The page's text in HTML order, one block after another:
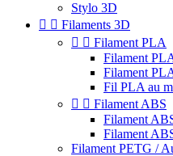
Stylo 3D
  Filaments 3D
  Filament PLA
Filament
Filament
Fil PLA au
  Filament ABS
Filament
Filament
Filament PETG /